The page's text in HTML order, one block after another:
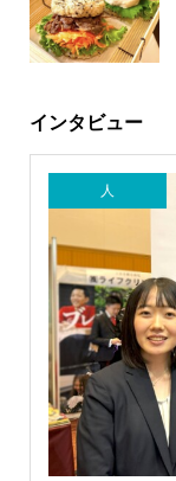
インタビュー
人